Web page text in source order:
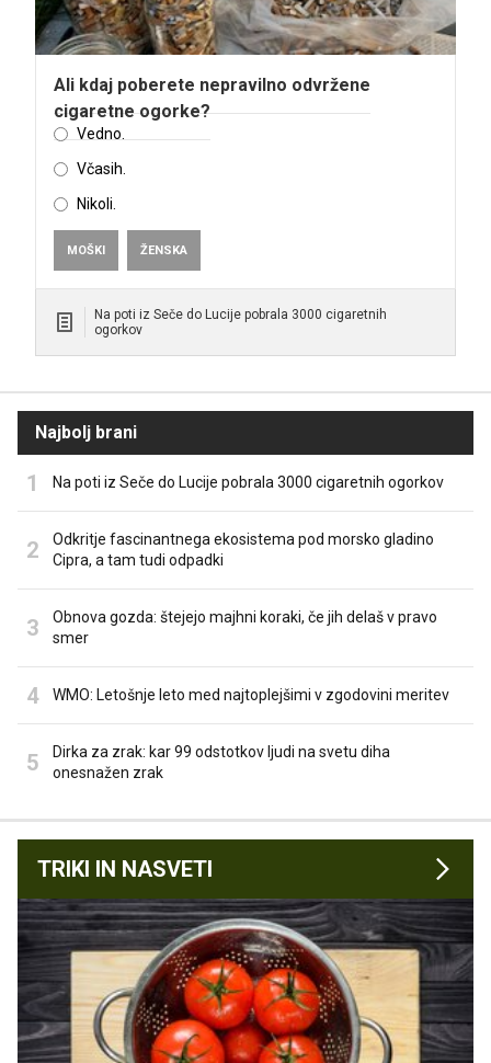
Ali kdaj poberete nepravilno odvržene
cigaretne ogorke?
Vedno.
Včasih.
Nikoli.
MOŠKI ŽENSKA
Na poti iz Seče do Lucije pobrala 3000 cigaretnih
ogorkov
Najbolj brani
Na poti iz Seče do Lucije pobrala 3000 cigaretnih ogorkov
Odkritje fascinantnega ekosistema pod morsko gladino
Cipra, a tam tudi odpadki
Obnova gozda: štejejo majhni koraki, če jih delaš v pravo
smer
WMO: Letošnje leto med najtoplejšimi v zgodovini meritev
Dirka za zrak: kar 99 odstotkov ljudi na svetu diha
onesnažen zrak
TRIKI IN NASVETI